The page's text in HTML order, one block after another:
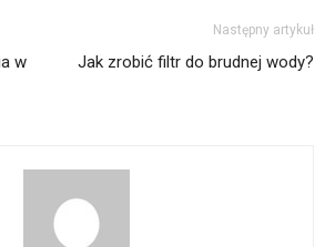
w
Następny artykuł
Jak zrobić filtr do brudnej wody?